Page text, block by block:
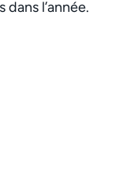
l’année.